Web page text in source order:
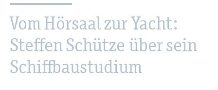
Vom Hör­saal zur Yacht:
Stef­fen Schüt­ze über sein
Schiff­bau­stu­di­um